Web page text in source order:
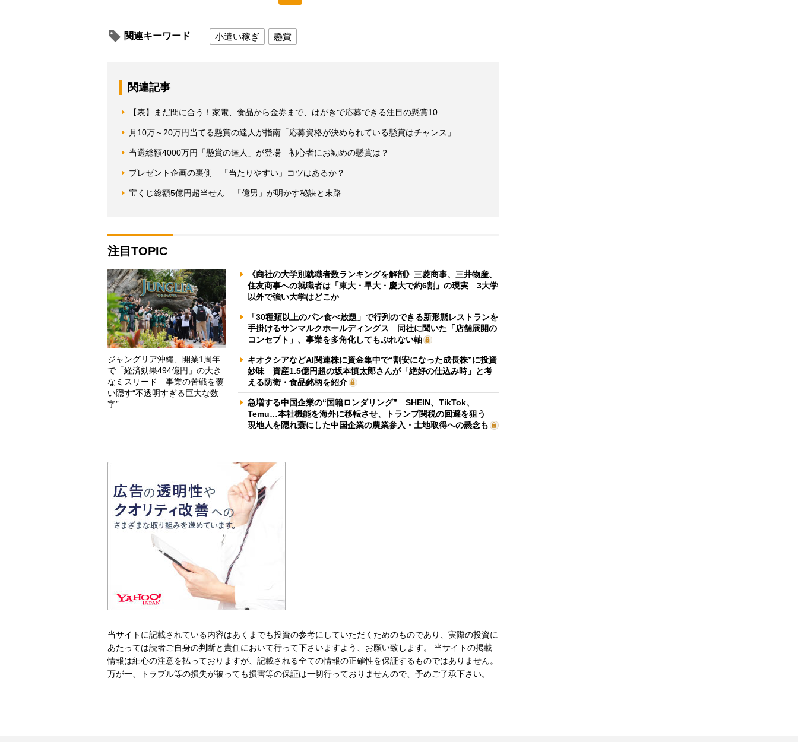
関連キーワード 小遣い稼ぎ 懸賞
関連記事
【表】まだ間に合う！家電、食品から金券まで、はがきで応募できる注目の懸賞10
月10万～20万円当てる懸賞の達人が指南「応募資格が決められている懸賞はチャンス」
当選総額4000万円「懸賞の達人」が登場 初心者にお勧めの懸賞は？
プレゼント企画の裏側 「当たりやすい」コツはあるか？
宝くじ総額5億円超当せん 「億男」が明かす秘訣と末路
注目TOPIC
ジャングリア沖縄、開業1周年
で「経済効果494億円」の大き
なミスリード 事業の苦戦を覆
い隠す“不透明すぎる巨大な数
字”
《商社の大学別就職者数ランキングを解剖》三菱商事、三井物産、
住友商事への就職者は「東大・早大・慶大で約6割」の現実 3大学
以外で強い大学はどこか
「30種類以上のパン食べ放題」で行列のできる新形態レストランを
手掛けるサンマルクホールディングス 同社に聞いた「店舗展開の
コンセプト」、事業を多角化してもぶれない軸
キオクシアなどAI関連株に資金集中で“割安になった成長株”に投資
妙味 資産1.5億円超の坂本慎太郎さんが「絶好の仕込み時」と考
える防衛・食品銘柄を紹介
急増する中国企業の“国籍ロンダリング” SHEIN、TikTok、
Temu…本社機能を海外に移転させ、トランプ関税の回避を狙う
現地人を隠れ蓑にした中国企業の農業参入・土地取得への懸念も
当サイトに記載されている内容はあくまでも投資の参考にしていただくためのものであり、実際の投資に
あたっては読者ご自身の判断と責任において行って下さいますよう、お願い致します。 当サイトの掲載
情報は細心の注意を払っておりますが、記載される全ての情報の正確性を保証するものではありません。
万が一、トラブル等の損失が被っても損害等の保証は一切行っておりませんので、予めご了承下さい。